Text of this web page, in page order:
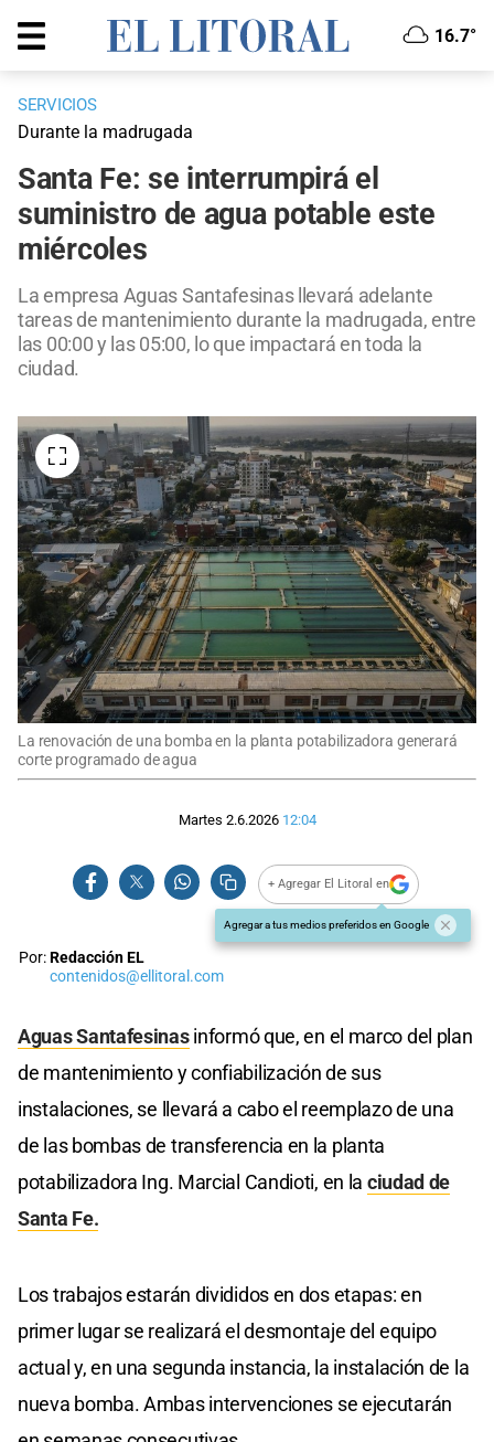
16.7°
SERVICIOS
Durante la madrugada
Santa Fe: se interrumpirá el
suministro de agua potable este
miércoles
La empresa Aguas Santafesinas llevará adelante
tareas de mantenimiento durante la madrugada, entre
las 00:00 y las 05:00, lo que impactará en toda la
ciudad.
La renovación de una bomba en la planta potabilizadora generará
corte programado de agua
Martes 2.6.2026 12:04
+ Agregar El Litoral en
Agregar a tus medios preferidos en Google
Por:Redacción EL
contenidos@ellitoral.com
Aguas Santafesinasinformó que, en el marco del plan
de mantenimiento y confiabilización de sus
instalaciones, se llevará a cabo el reemplazo de una
de las bombas de transferencia en la planta
potabilizadora Ing. Marcial Candioti, en la ciudad de
Santa Fe.
Los trabajos estarán divididos en dos etapas: en
primer lugar se realizará el desmontaje del equipo
actual y, en una segunda instancia, la instalación de la
nueva bomba. Ambas intervenciones se ejecutarán